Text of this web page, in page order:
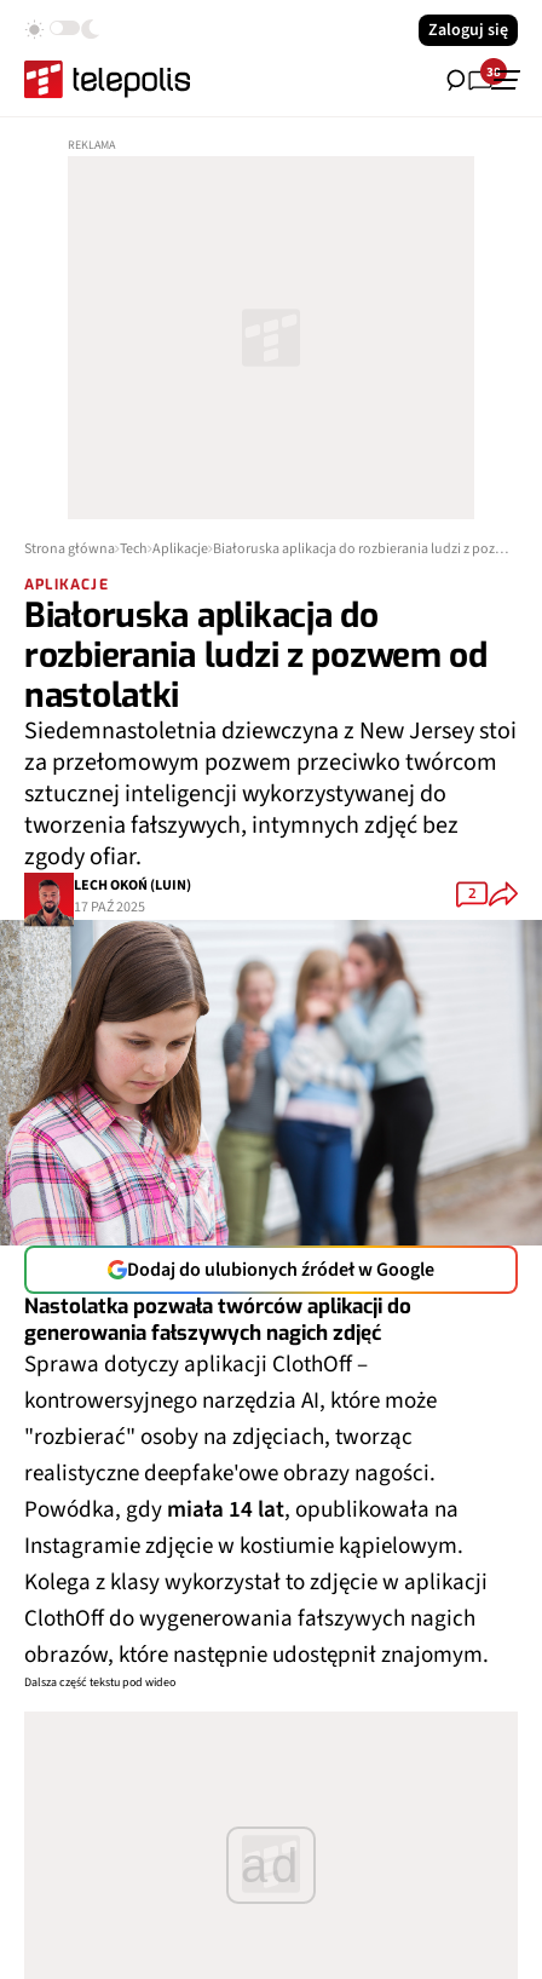
Zaloguj się
38
Strona główna Tech Aplikacje Białoruska aplikacja do rozbierania ludzi z pozwem od nastolatki
APLIKACJE
Białoruska aplikacja do
rozbierania ludzi z pozwem od
nastolatki
Siedemnastoletnia dziewczyna z New Jersey stoi
za przełomowym pozwem przeciwko twórcom
sztucznej inteligencji wykorzystywanej do
tworzenia fałszywych, intymnych zdjęć bez
zgody ofiar.
LECH OKOŃ (LUIN)
17 PAŹ 2025
2
Dodaj do ulubionych źródeł w Google
Nastolatka pozwała twórców aplikacji do
generowania fałszywych nagich zdjęć
Sprawa dotyczy aplikacji ClothOff –
kontrowersyjnego narzędzia AI, które może
"rozbierać" osoby na zdjęciach, tworząc
realistyczne deepfake'owe obrazy nagości.​
Powódka, gdymiała 14 lat, opublikowała na
Instagramie zdjęcie w kostiumie kąpielowym.
Kolega z klasy wykorzystał to zdjęcie w aplikacji
ClothOff do wygenerowania fałszywych nagich
obrazów, które następnie udostępnił znajomym.
Dalsza część tekstu pod wideo
ad